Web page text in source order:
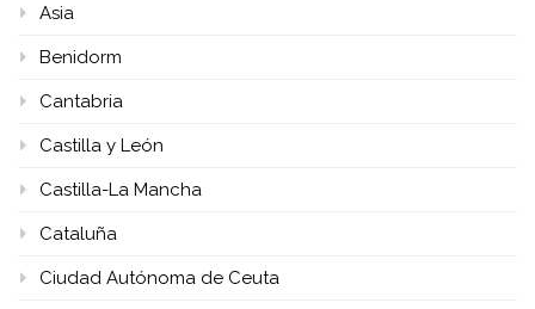
Asia
Benidorm
Cantabria
Castilla y León
Castilla-La Mancha
Cataluña
Ciudad Autónoma de Ceuta